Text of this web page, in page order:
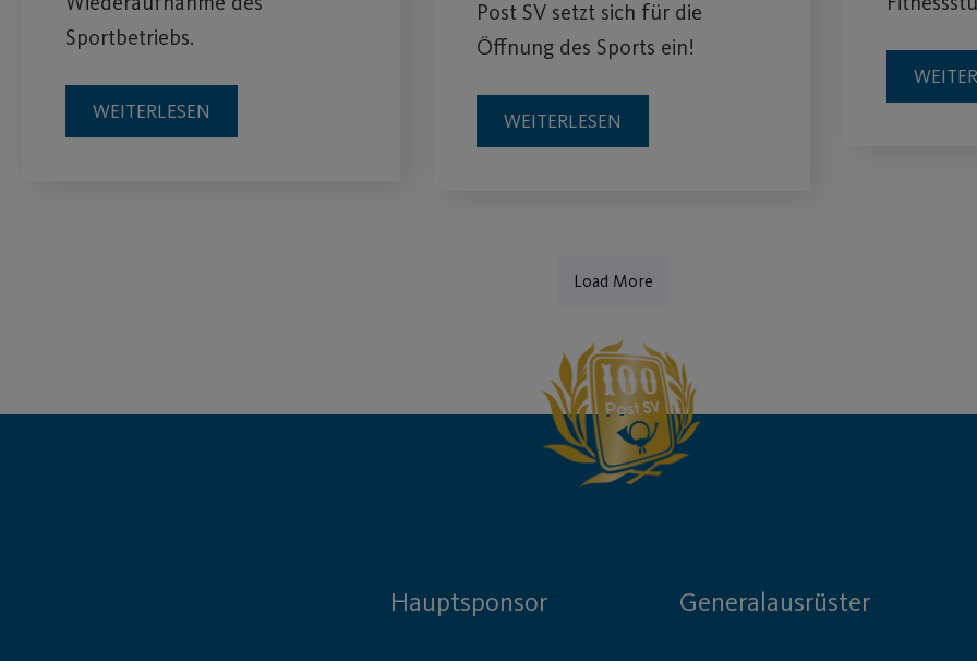
Sportbetriebs.
WEITERLESEN
Post SV setzt sich für die
Öffnung des Sports ein!
WEITERLESEN
Load More
Hauptsponsor Generalausrüster